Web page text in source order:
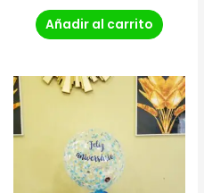
Añadir al carrito